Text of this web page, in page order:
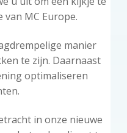
van MC Europe.
manier
te zijn. Daarnaast
optimaliseren
in onze nieuwe